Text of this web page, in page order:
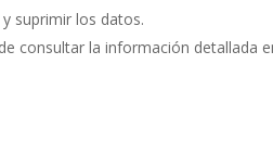
suprimir los datos.
consultar la información detallada